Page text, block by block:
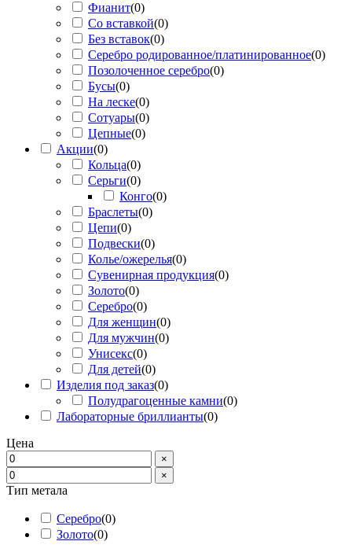
Фианит(0)
Со вставкой(0)
Без вставок(0)
Серебро родированное/платинированное(0)
Позолоченное серебро(0)
Бусы(0)
На леске(0)
Сотуары(0)
Цепные(0)
Акции(0)
Кольца(0)
Серьги(0)
Конго(0)
Браслеты(0)
Цепи(0)
Подвески(0)
Колье/ожерелья(0)
Сувенирная продукция(0)
Золото(0)
Серебро(0)
Для женщин(0)
Для мужчин(0)
Унисекс(0)
Для детей(0)
Изделия под заказ(0)
Полудрагоценные камни(0)
Лабораторные бриллианты(0)
Цена
×
×
Тип метала
Серебро(0)
Золото(0)